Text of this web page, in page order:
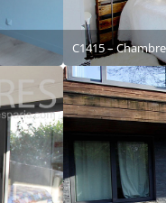
C1415 –